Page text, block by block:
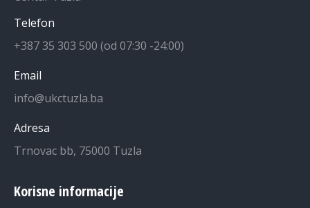
Telefon
+387 35 303 500 (od 07:30 -24:00)
Email
info@ukctuzla.ba
Adresa
Trnovac bb, 75000 Tuzla
Korisne informacije